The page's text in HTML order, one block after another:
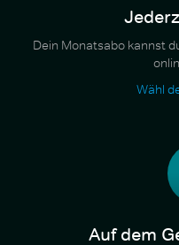
Dein Monatsabo kannst
Wähl
Auf dem